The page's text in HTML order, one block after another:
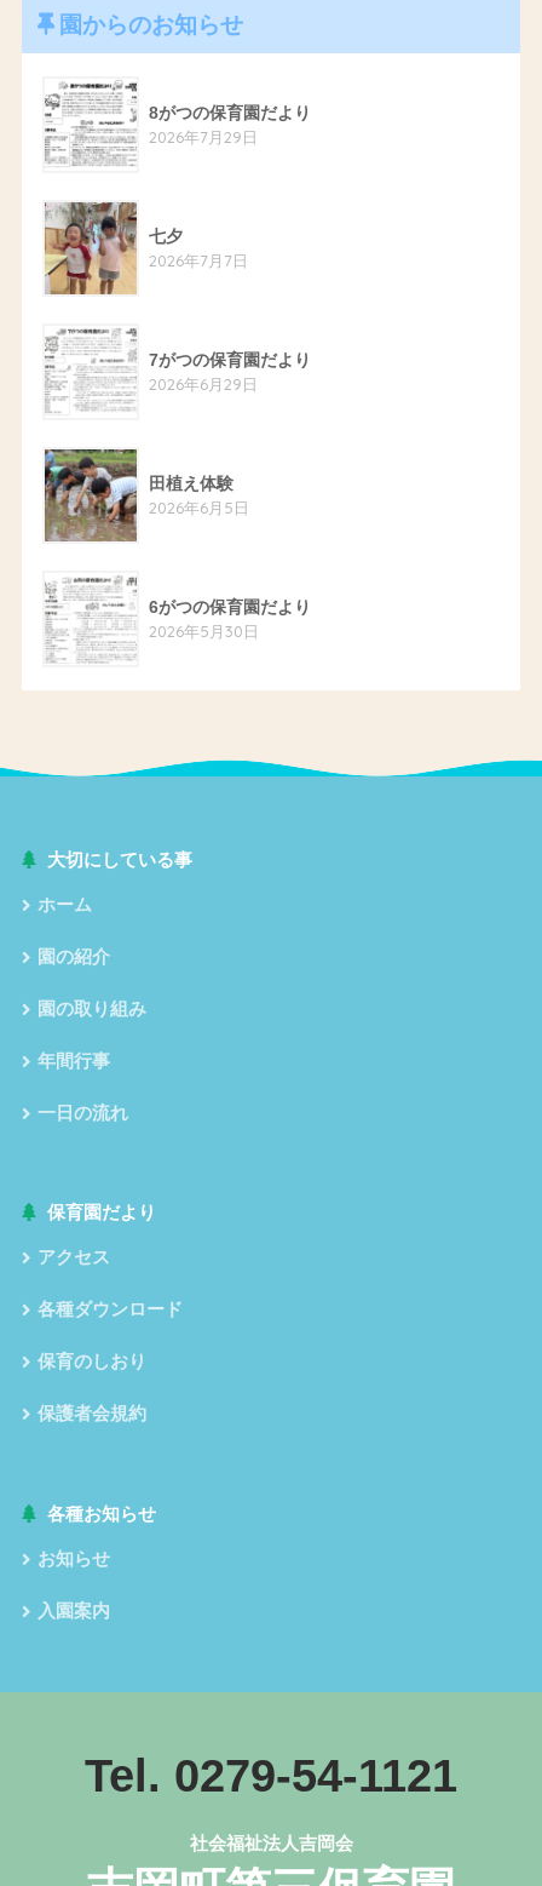
園からのお知らせ
8がつの保育園だより
2026年7月29日
七夕
2026年7月7日
7がつの保育園だより
2026年6月29日
田植え体験
2026年6月5日
6がつの保育園だより
2026年5月30日
大切にしている事
ホーム
園の紹介
園の取り組み
年間行事
一日の流れ
保育園だより
アクセス
各種ダウンロード
保育のしおり
保護者会規約
各種お知らせ
お知らせ
入園案内
Tel. 0279-54-1121
社会福祉法人吉岡会